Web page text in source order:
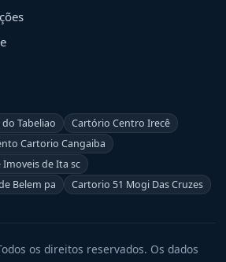
Tabeliao
Cartório Centro Irecê
Cartorio Cangaiba
de Ita sc
Belem pa
Cartorio 51 Mogi Das Cruzes
os direitos reservados. Os dados